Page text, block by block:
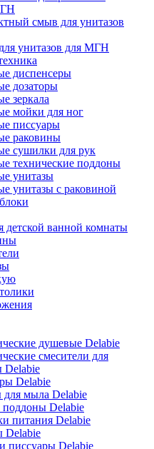
смыв для унитазов
унитазов для МГН
диспенсеры
дозаторы
зеркала
мойки для ног
писсуары
раковины
сушилки для рук
технические поддоны
унитазы
унитазы с раковиной
детской ванной комнаты
душевые Delabie
смесители для
Delabie
Delabie
для мыла Delabie
Delabie
питания Delabie
Delabie
писсуары Delabie